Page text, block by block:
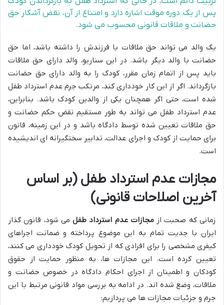
پس از یک دوره موقت اشاره دارد و امتناع از آن، نقض آشکار حق
حضانت و ملاقات قانونی محسوب می شود.
یک والد می تواند حق ملاقات با فرزندش را داشته باشد، اما حق
حضانت با والد دیگر باشد. در این سناریو، والد دارای حق ملاقات
باید پس از اتمام زمان مقرر، کودک را به والد دارای حق حضانت
بازگرداند. اگر از این کار خودداری کند، مرتکب جرم عدم استرداد طفل
شده است، حتی اگر همچنان یکی از والدین کودک باشد. بنابراین،
عدم استرداد طفل می تواند به طور مستقیم نقض حکم حضانت و
حق ملاقات تعیین شده توسط دادگاه باشد و در این زمینه، قانون
برای حمایت از کودک و اجرای عدالت، تدابیر سختگیرانه ای اندیشیده
است.
مجازات عدم استرداد طفل (بر اساس
آخرین اصلاحات قانونی)
زمانی که صحبت ازمجازات عدم استرداد طفلمی شود، قانون گذار
ایران با جدیت تمام به این موضوع پرداخته و ضمانت اجراهای
کیفری مشخصی را برای افرادی که از تحویل کودک خودداری می کنند،
تعیین کرده است. این مجازات ها، به منظور حمایت از حقوق
کودکان و اطمینان از اجرای احکام دادگاه در خصوص حضانت و
ملاقات، وضع شده اند. در ادامه به بررسی مواد قانونی مرتبط با این
جرم و جزئیات مجازات ها می پردازیم: